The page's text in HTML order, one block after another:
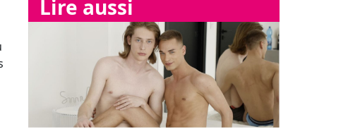
On se frôle, on se caresse et plus
encore ce week-end sur Man-X
Un baiser et
tellement plus ce
week-end sur Man-X
!...